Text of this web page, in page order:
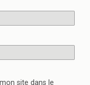
site dans le